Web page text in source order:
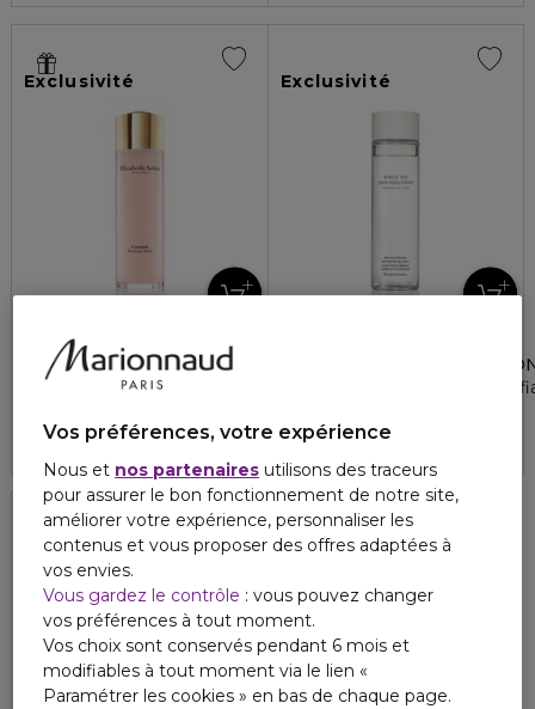
Exclusivité
ELIZABETH ARDEN
CERAMIDE
Tonique Purifiant
36,60 €
Exclusivité
WHITE TEA SKIN
Lotion infusée bi-phase
44,80 €
Exclusivité
Vos préférences, votre expérience
Nous et nos partenaires utilisons des traceurs
pour assurer le bon fonctionnement de notre site,
améliorer votre expérience, personnaliser les
contenus et vous proposer des offres adaptées à
vos envies.
Vous gardez le contrôle : vous pouvez changer
vos préférences à tout moment.
Vos choix sont conservés pendant 6 mois et
modifiables à tout moment via le lien «
Paramétrer les cookies » en bas de chaque page.